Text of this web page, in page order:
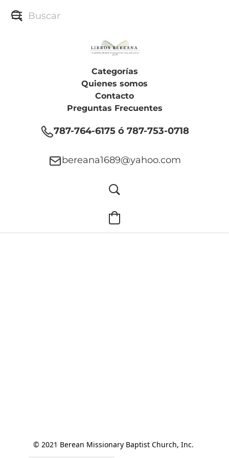
Categorías
Quienes somos
Contacto
Preguntas Frecuentes
787-764-6175 ó 787-753-0718
bereana1689@yahoo.com
© 2021 Berean Missionary Baptist Church, Inc.